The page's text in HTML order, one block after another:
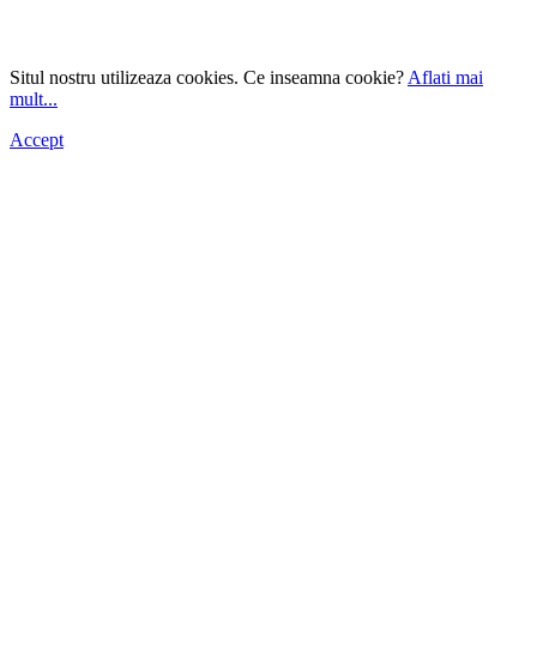
Situl nostru utilizeaza cookies. Ce inseamna cookie? Aflati mai
mult...
Accept